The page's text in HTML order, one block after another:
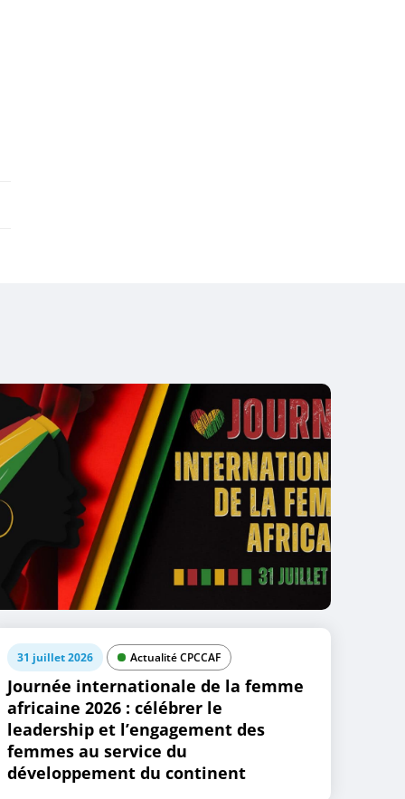
31 juillet 2026 Actualité CPCCAF
Journée internationale de la femme
africaine 2026 : célébrer le
leadership et l’engagement des
femmes au service du
développement du continent